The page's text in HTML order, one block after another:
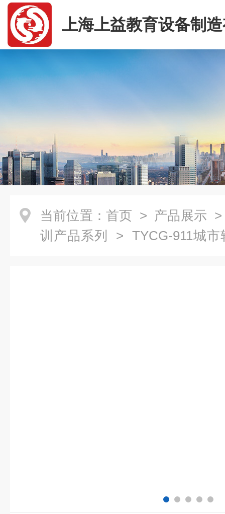
上海上益教育设备制
司
当前位置： 首页 > 产品展示
训产品系列
> TYCG-911城